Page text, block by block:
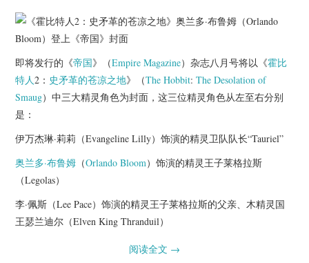
即将发行的《帝国》（Empire Magazine）杂志八月号将以《霍比
特人2： 史矛革的苍凉之地》（The Hobbit:The Desolation of
Smaug）中三大精灵角色为封面，这三位精灵角色从左至右分别
是：
伊万杰琳·莉莉（Evangeline Lilly）饰演的精灵卫队队长“Tauriel”
奥兰多·布鲁姆 （Orlando Bloom）饰演的精灵王子莱格拉斯
（Legolas）
李·佩斯（Lee Pace）饰演的精灵王子莱格拉斯的父亲、木精灵国
王瑟兰迪尔（Elven King Thranduil）
阅读全文 →